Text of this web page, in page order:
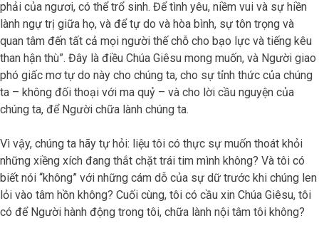
phải của ngươi, có thể trổ sinh. Để tình yêu, niềm vui và sự hiền
lành ngự trị giữa họ, và để tự do và hòa bình, sự tôn trọng và
quan tâm đến tất cả mọi người thế chỗ cho bạo lực và tiếng kêu
than hận thù”. Đây là điều Chúa Giêsu mong muốn, và Người giao
phó giấc mơ tự do này cho chúng ta, cho sự tỉnh thức của chúng
ta – không đối thoại với ma quỷ – và cho lời cầu nguyện của
chúng ta, để Người chữa lành chúng ta.
Vì vậy, chúng ta hãy tự hỏi: liệu tôi có thực sự muốn thoát khỏi
những xiềng xích đang thắt chặt trái tim mình không? Và tôi có
biết nói “không” với những cám dỗ của sự dữ trước khi chúng len
lỏi vào tâm hồn không? Cuối cùng, tôi có cầu xin Chúa Giêsu, tôi
có để Người hành động trong tôi, chữa lành nội tâm tôi không?